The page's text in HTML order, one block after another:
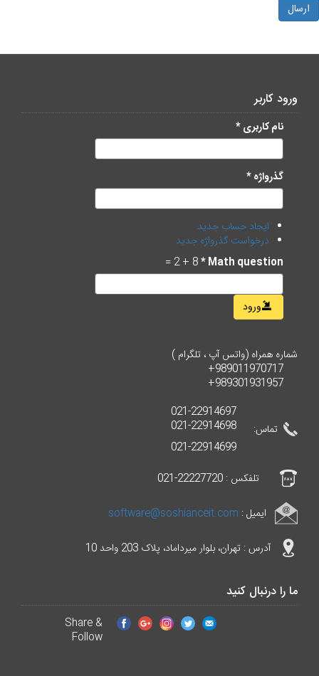
ارسال
ورود کاربر
نام کاربری*
گذرواژه*
ایجاد حساب جدید
درخواست گذرواژه جدید
Math question
*
8 + 2 =
ورود
شماره همراه (واتس آپ ، تلگرام )
تماس:
021-22914697
021-22914698
021-22914699
تلفکس : 22227720-021
ایمیل : software@soshianceit.com
آدرس : تهران، بلوار میرداماد، پلاک 203 واحد 10
ما را درنبال کنید
Share &
Follow